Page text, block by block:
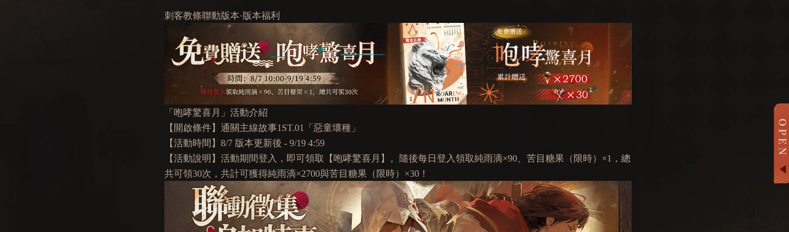
刺客教條聯動版本·版本福利
「咆哮驚喜月」活動介紹
【開啟條件】通關主線故事1ST.01「惡童壞種」
【活動時間】8/7 版本更新後 - 9/19 4:59
【活動說明】活動期間登入，即可領取【咆哮驚喜月】。隨後每日登入領取純雨滴×90、苦目糖果（限時）×1，總
共可領30次，共計可獲得純雨滴×2700與苦目糖果（限時）×30！